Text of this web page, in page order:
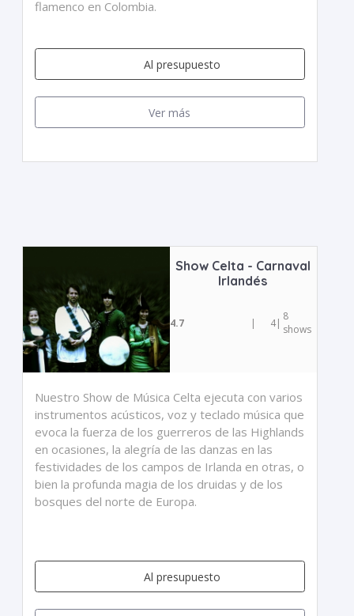
flamenco en Colombia.
Al presupuesto
Ver más
Show Celta - Carnaval
Irlandés
4.7 | 4| 8
shows
Nuestro Show de Música Celta ejecuta con varios
instrumentos acústicos, voz y teclado música que
evoca la fuerza de los guerreros de las Highlands
en ocasiones, la alegría de las danzas en las
festividades de los campos de Irlanda en otras, o
bien la profunda magia de los druidas y de los
bosques del norte de Europa.
Al presupuesto